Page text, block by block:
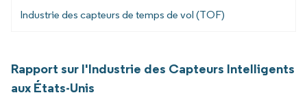
Industrie des capteurs de temps de vol (TOF)
Rapport sur l'Industrie des Capteurs Intelligents
aux États-Unis